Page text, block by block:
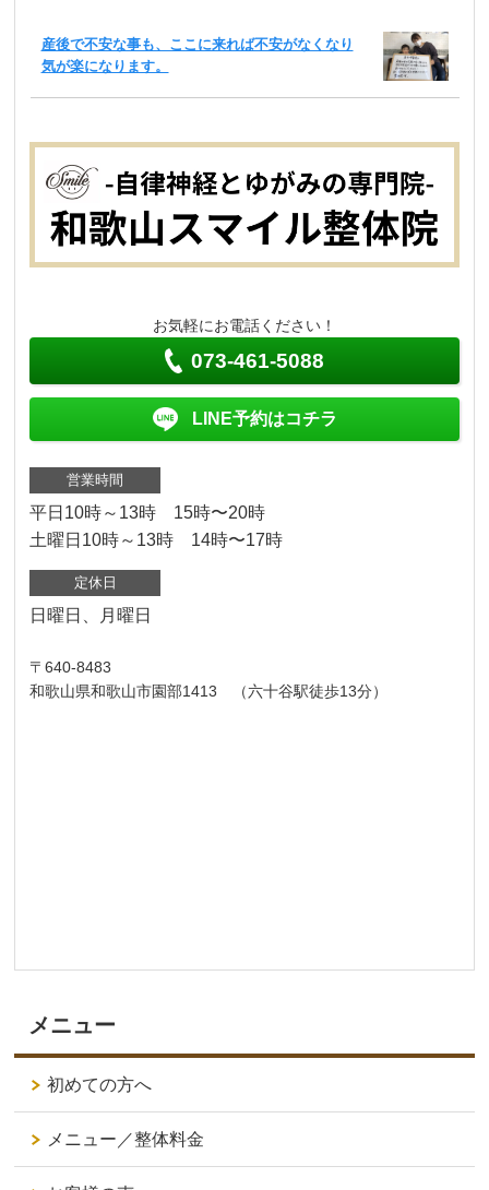
産後で不安な事も、ここに来れば不安がなくなり
気が楽になります。
お気軽にお電話ください！
073-461-5088
LINE予約はコチラ
営業時間
平日10時～13時 15時〜20時
土曜日10時～13時 14時〜17時
定休日
日曜日、月曜日
〒640-8483
和歌山県和歌山市園部1413 （六十谷駅徒歩13分）
メニュー
初めての方へ
メニュー／整体料金